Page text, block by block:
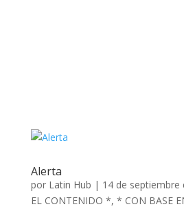
Alerta
por Latin Hub | 14 de septiembre
EL CONTENIDO *, * CON BASE